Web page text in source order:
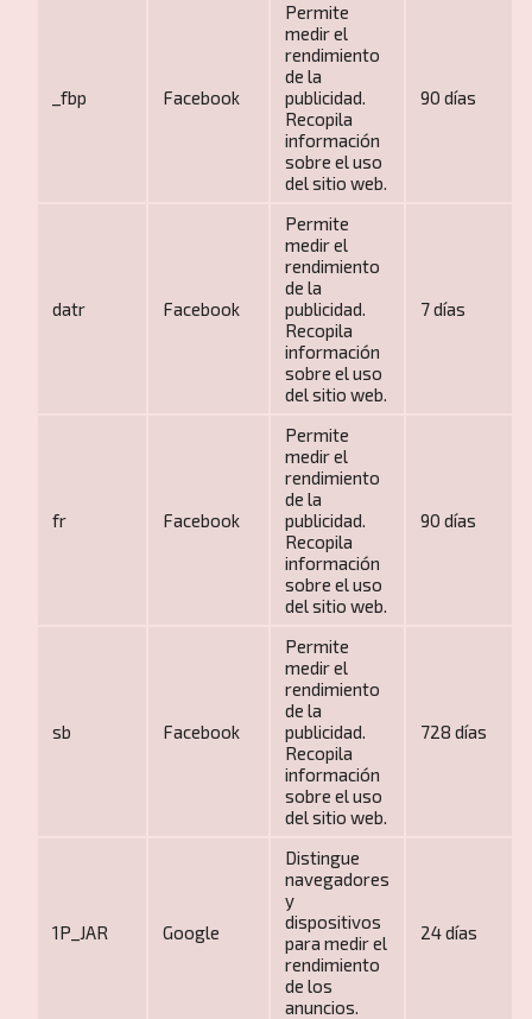
Inicio
Dónde viajar
Luna de miel
_fbp Facebook
Permite
medir el
rendimiento
de la
publicidad.
Recopila
información
sobre el uso
del sitio web.
90 días
datr Facebook
Permite
medir el
rendimiento
de la
publicidad.
Recopila
información
sobre el uso
del sitio web.
7 días
fr Facebook
Permite
medir el
rendimiento
de la
publicidad.
Recopila
información
sobre el uso
del sitio web.
90 días
sb Facebook
Permite
medir el
rendimiento
de la
publicidad.
Recopila
información
sobre el uso
del sitio web.
728 días
1P_JAR Google
Distingue
navegadores
y
dispositivos
para medir el
rendimiento
de los
anuncios.
24 días